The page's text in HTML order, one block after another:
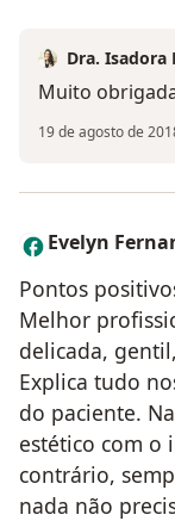
Dra. Isadora
Muito
19 de agosto de
E Evelyn
Pontos
Melhor
delicada,
Explica tudo
do paciente.
estético com
contrário,
nada não